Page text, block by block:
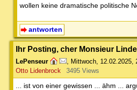
wollen keine dramatische politische
antworten
Ihr Posting, cher Monsieur
LePenseur Mittwoch, 12.02.2025,
Otto Lidenbrock
3495 Views
... ist von einer gewissen ... ähm ...